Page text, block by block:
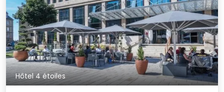
Hôtel 4 étoiles